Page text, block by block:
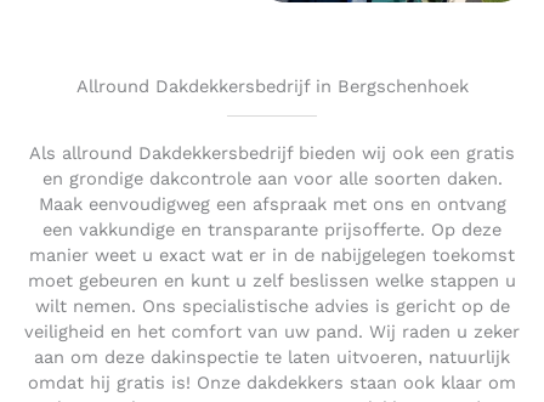
Allround Dakdekkersbedrijf in Bergschenhoek
Als allround Dakdekkersbedrijf bieden wij ook een gratis
en grondige dakcontrole aan voor alle soorten daken.
Maak eenvoudigweg een afspraak met ons en ontvang
een vakkundige en transparante prijsofferte. Op deze
manier weet u exact wat er in de nabijgelegen toekomst
moet gebeuren en kunt u zelf beslissen welke stappen u
wilt nemen. Ons specialistische advies is gericht op de
veiligheid en het comfort van uw pand. Wij raden u zeker
aan om deze dakinspectie te laten uitvoeren, natuurlijk
omdat hij gratis is! Onze dakdekkers staan ook klaar om